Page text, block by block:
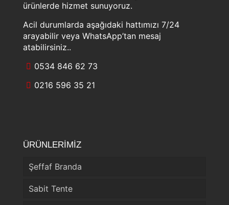
ürünlerde hizmet sunuyoruz.
Acil durumlarda aşağıdaki hattımızı 7/24
arayabilir veya WhatsApp’tan mesaj
atabilirsiniz..
0534 846 62 73
0216 596 35 21
ÜRÜNLERİMİZ
Şeffaf Branda
Sabit Tente